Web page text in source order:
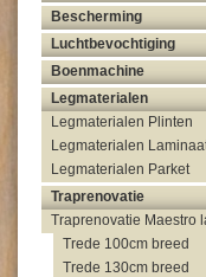
Bescherming
Luchtbevochtiging
Boenmachine
Legmaterialen
Legmaterialen Plinten
Legmaterialen
Legmaterialen Parket
Traprenovatie
Traprenovatie Maestro
Trede 100cm breed
Trede 130cm breed